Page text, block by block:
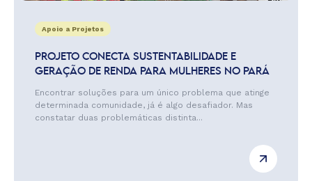
Apoio a Projetos
PROJETO CONECTA SUSTENTABILIDADE E
GERAÇÃO DE RENDA PARA MULHERES NO PARÁ
Encontrar soluções para um único problema que atinge
determinada comunidade, já é algo desafiador. Mas
constatar duas problemáticas distinta...